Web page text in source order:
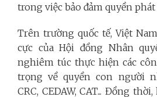
trong việc bảo đảm quyền
Trên trường quốc tế, Việt
cực của Hội đồng Nhân
nghiêm túc thực hiện các
trọng về quyền con người
CRC, CEDAW, CAT... Đồng